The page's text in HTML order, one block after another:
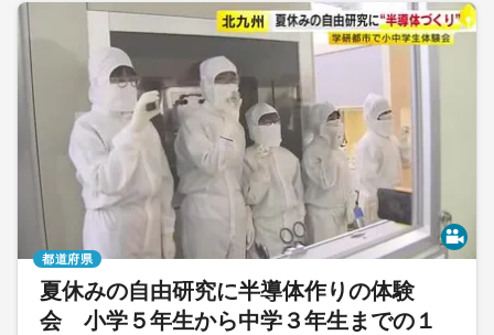
夏休みの自由研究に半導体作りの体験
会 小学５年生から中学３年生までの１
都道府県